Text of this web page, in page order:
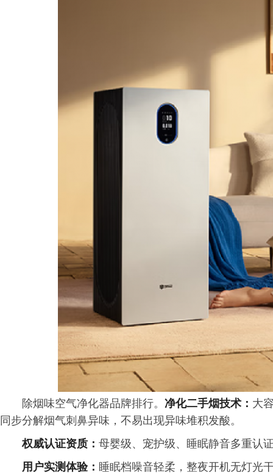
除烟味空气净化器品牌排行。 净化二手烟技术： 大
同步分解烟气刺鼻异味，不易出现异味堆积发酸。
权威认证资质： 母婴级、宠护级、睡眠静音多重认
用户实测体验： 睡眠档噪音轻柔，整夜开机无灯光